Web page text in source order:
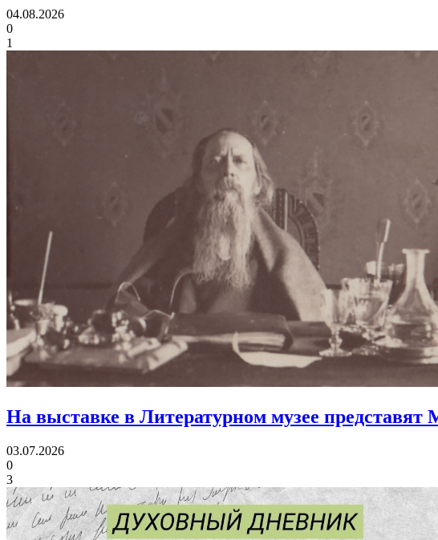
04.08.2026
0
1
На выставке в Литературном музее
03.07.2026
0
3